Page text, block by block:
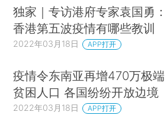
独家｜专访港府专家袁国勇：
香港第五波疫情有哪些教训
2022年03月18日 APP打开
疫情令东南亚再增470万极端
贫困人口 各国纷纷开放边境
2022年03月18日 APP打开